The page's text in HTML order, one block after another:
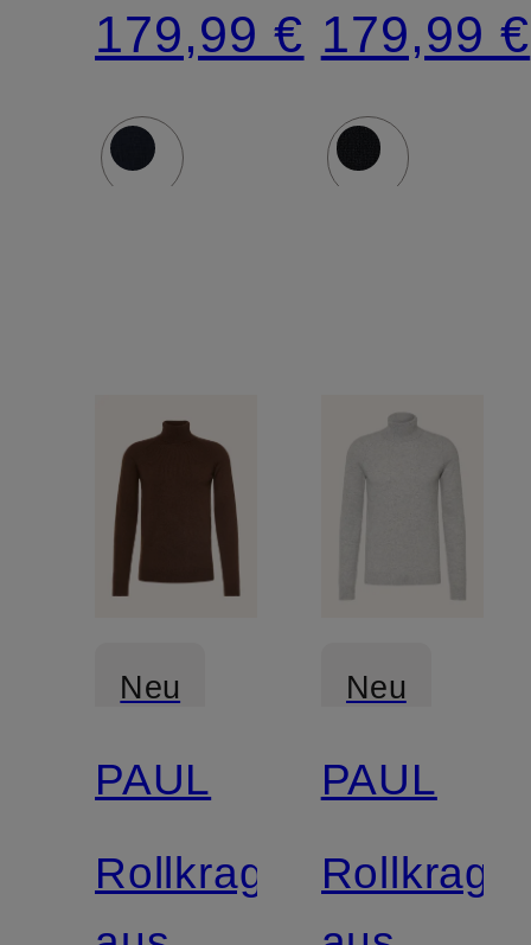
179,99 € 179,99 €
Neu
Zertifiziert
PAUL
Rollkragenpullover
Neu
Zertifiziert
PAUL